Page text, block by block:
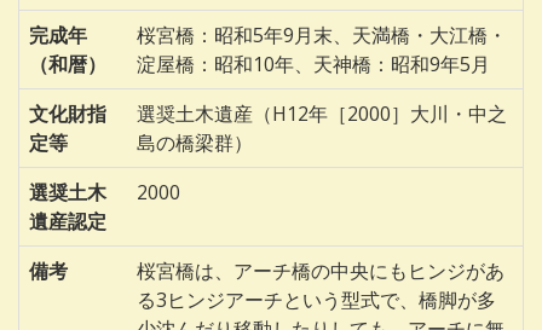
完成年
（和暦）
桜宮橋：昭和5年9月末、天満橋・大江橋・
淀屋橋：昭和10年、天神橋：昭和9年5月
文化財指
定等
選奨土木遺産（H12年［2000］大川・中之
島の橋梁群）
選奨土木
遺産認定
2000
備考
桜宮橋は、アーチ橋の中央にもヒンジがあ
る3ヒンジアーチという型式で、橋脚が多